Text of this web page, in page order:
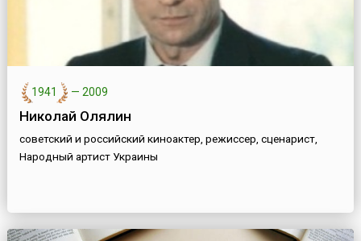
1941 — 2009
Николай Олялин
советский и российский киноактер, режиссер, сценарист,
Народный артист Украины